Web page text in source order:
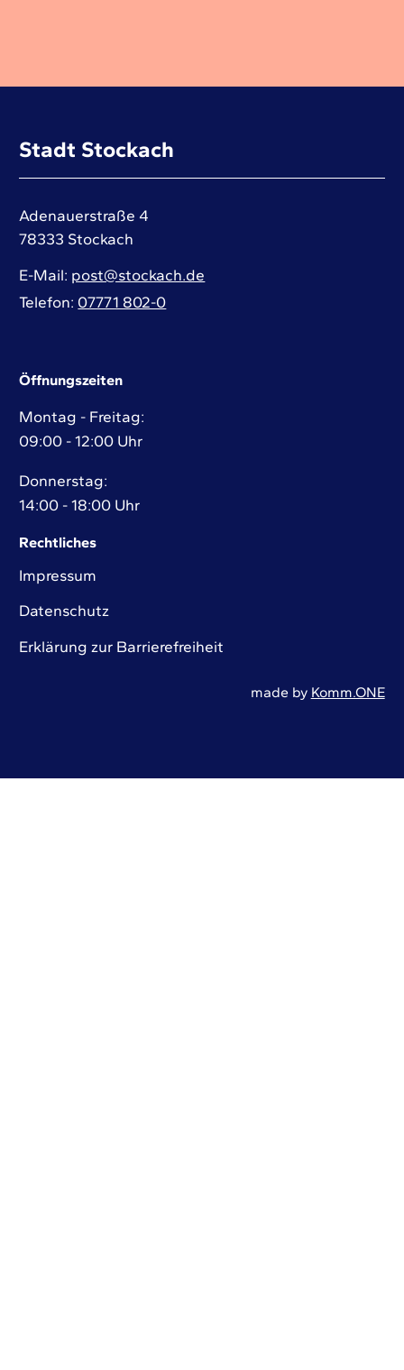
Stadt Stockach
Adenauerstraße 4
78333 Stockach
E-Mail post@stockach.de
Telefon 07771 802-0
Öffnungszeiten
Montag - Freitag:
09:00 - 12:00 Uhr
Donnerstag:
14:00 - 18:00 Uhr
Rechtliches
Impressum
Datenschutz
Erklärung zur Barrierefreiheit
made by Komm.ONE